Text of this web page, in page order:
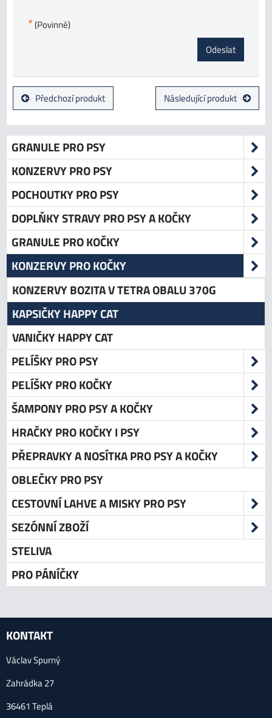
*(Povinné)
Odeslat
Předchozí produkt Následující produkt
GRANULE PRO PSY
KONZERVY PRO PSY
POCHOUTKY PRO PSY
DOPLŇKY STRAVY PRO PSY A KOČKY
GRANULE PRO KOČKY
KONZERVY PRO KOČKY
KONZERVY BOZITA V TETRA OBALU 370G
KAPSIČKY HAPPY CAT
VANIČKY HAPPY CAT
PELÍŠKY PRO PSY
PELÍŠKY PRO KOČKY
ŠAMPONY PRO PSY A KOČKY
HRAČKY PRO KOČKY I PSY
PŘEPRAVKY A NOSÍTKA PRO PSY A KOČKY
OBLEČKY PRO PSY
CESTOVNÍ LAHVE A MISKY PRO PSY
SEZÓNNÍ ZBOŽÍ
STELIVA
PRO PÁNÍČKY
KONTAKT
Václav Spurný
Zahrádka 27
36461 Teplá